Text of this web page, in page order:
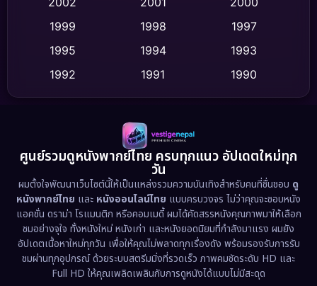
Dance เต้น (10)
Detective สืบสวน (59)
Disaster (13)
Disney+ (5)
Documentary สารคดี (93)
Drama ดราม่า (1,460)
Dystopian (17)
1999
1998
1997
1995
1994
1993
1992
1991
1990
1989
1988
1986
1983
1978
1962
ศูนย์รวมดูหนังพากย์ไทย ครบทุกแนว อัปเดตใหม่ทุก
วัน
ผมตั้งใจพัฒนาเว็บไซต์นี้ให้เป็นแหล่งรวมความบันเทิงสำหรับคนที่ชื่นชอบ ดู
หนังพากย์ไทย และ หนังออนไลน์ไทย แบบครบวงจร ไม่ว่าคุณจะชอบหนัง
แอคชั่น ดราม่า โรแมนติก หรือคอมเมดี้ ผมได้คัดสรรหนังคุณภาพมาให้เลือก
ชมอย่างจุใจ ทั้งหนังใหม่ หนังเก่า และหนังยอดนิยมที่กำลังมาแรง ผมยัง
อัปเดตเนื้อหาใหม่ทุกวัน เพื่อให้คุณไม่พลาดทุกเรื่องดัง พร้อมรองรับการรับ
ชมผ่านทุกอุปกรณ์ ด้วยระบบสตรีมมิ่งที่รวดเร็ว ภาพคมชัดระดับ HD และ
Full HD ให้คุณเพลิดเพลินกับการดูหนังได้แบบไม่มีสะดุด